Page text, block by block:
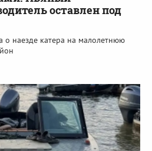
оставлен под
о наезде катера на малолетнюю